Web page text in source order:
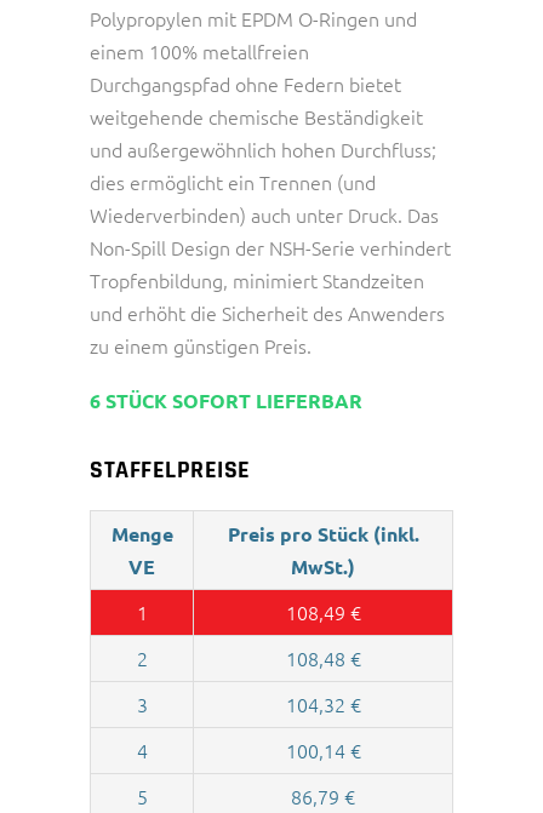
Polypropylen mit EPDM O-Ringen und
einem 100% metallfreien
Durchgangspfad ohne Federn bietet
weitgehende chemische Beständigkeit
und außergewöhnlich hohen Durchfluss;
dies ermöglicht ein Trennen (und
Wiederverbinden) auch unter Druck. Das
Non-Spill Design der NSH-Serie verhindert
Tropfenbildung, minimiert Standzeiten
und erhöht die Sicherheit des Anwenders
zu einem günstigen Preis.
6 STÜCK SOFORT LIEFERBAR
STAFFELPREISE
Menge
VE
Preis pro Stück (inkl.
MwSt.)
1 108,49 €
2
108,48 €
3
104,32 €
4
100,14€
5
86,79 €